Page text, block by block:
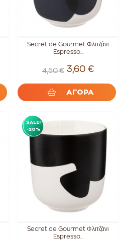
Secret de Gourmet Φλιτζάνι
Espresso...
4,50 € 3,60 €
ΑΓΟΡΑ
SALE!
-20%
Secret de Gourmet Φλιτζάνι
Espresso...